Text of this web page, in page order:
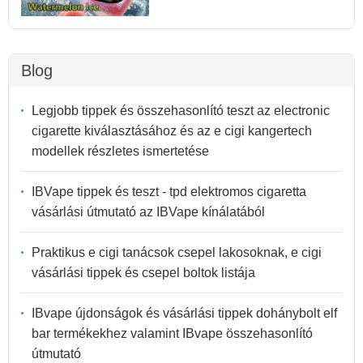
Blog
Legjobb tippek és összehasonlító teszt az electronic
cigarette kiválasztásához és az e cigi kangertech
modellek részletes ismertetése
IBVape tippek és teszt - tpd elektromos cigaretta
vásárlási útmutató az IBVape kínálatából
Praktikus e cigi tanácsok csepel lakosoknak, e cigi
vásárlási tippek és csepel boltok listája
IBvape újdonságok és vásárlási tippek dohánybolt elf
bar termékekhez valamint IBvape összehasonlító
útmutató